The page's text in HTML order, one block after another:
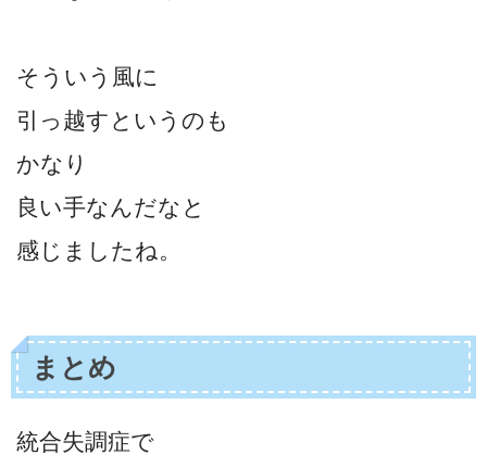
そういう風に
引っ越すというのも
かなり
良い手なんだなと
感じましたね。
まとめ
統合失調症で